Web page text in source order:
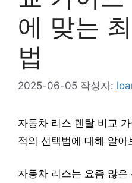
에 맞는
법
2025-06-05 작성자:
자동차 리스 렌탈 비교
적의 선택법에 대해 알아
자동차 리스는 요즘 많